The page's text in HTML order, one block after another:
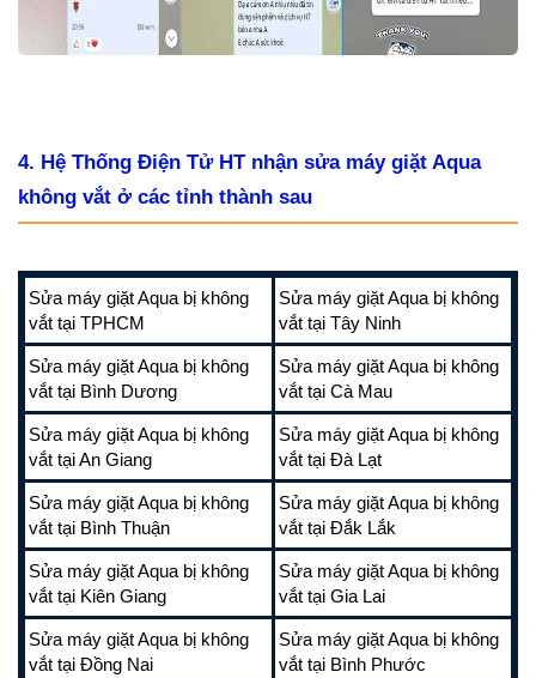
4. Hệ Thống Điện Tử HT nhận sửa máy giặt Aqua
không vắt ở các tỉnh thành sau
Sửa máy giặt Aqua bị không
vắt tại TPHCM
Sửa máy giặt Aqua bị không
vắt tại Tây Ninh
Sửa máy giặt Aqua bị không
vắt tại Bình Dương
Sửa máy giặt Aqua bị không
vắt tại Cà Mau
Sửa máy giặt Aqua bị không
vắt tại An Giang
Sửa máy giặt Aqua bị không
vắt tại Đà Lạt
Sửa máy giặt Aqua bị không
vắt tại Bình Thuận
Sửa máy giặt Aqua bị không
vắt tại Đắk Lắk
Sửa máy giặt Aqua bị không
vắt tại Kiên Giang
Sửa máy giặt Aqua bị không
vắt tại Gia Lai
Sửa máy giặt Aqua bị không
vắt tại Đồng Nai
Sửa máy giặt Aqua bị không
vắt tại Bình Phước